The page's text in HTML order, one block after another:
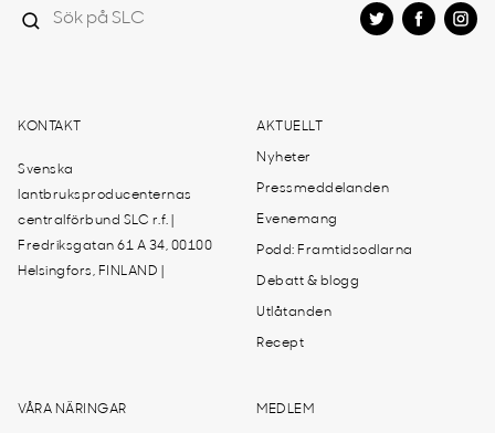
KONTAKT
Svenska
lantbruksproducenternas
centralförbund SLC r.f. |
Fredriksgatan 61 A 34, 00100
Helsingfors, FINLAND |
AKTUELLT
Nyheter
Pressmeddelanden
Evenemang
Podd: Framtidsodlarna
Debatt & blogg
Utlåtanden
Recept
VÅRA NÄRINGAR MEDLEM